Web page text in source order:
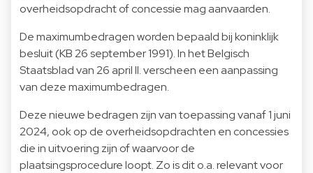
overheidsopdracht of concessie mag aanvaarden.
De maximumbedragen worden bepaald bij koninklijk
besluit (KB 26 september 1991). In het Belgisch
Staatsblad van 26 april ll. verscheen een aanpassing
van deze maximumbedragen.
Deze nieuwe bedragen zijn van toepassing vanaf 1 juni
2024, ook op de overheidsopdrachten en concessies
die in uitvoering zijn of waarvoor de
plaatsingsprocedure loopt. Zo is dit o.a. relevant voor